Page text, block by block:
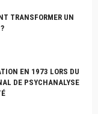
TRANSFORMER UN
EN 1973 LORS DU
DE PSYCHANALYSE